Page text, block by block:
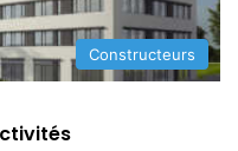
Constructeurs